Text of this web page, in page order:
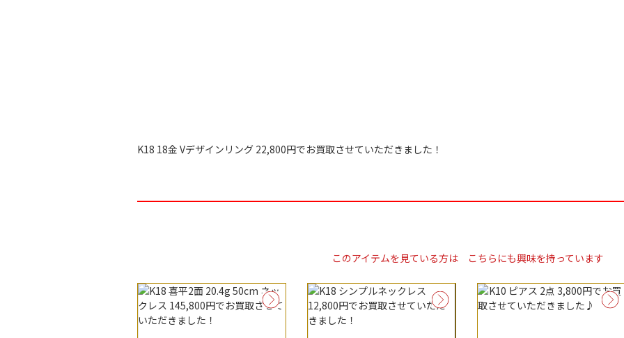
K18 18金 Vデザインリング 22,800円でお買取させていただきました！
このアイテムを見ている方は こちらにも興味を持っています